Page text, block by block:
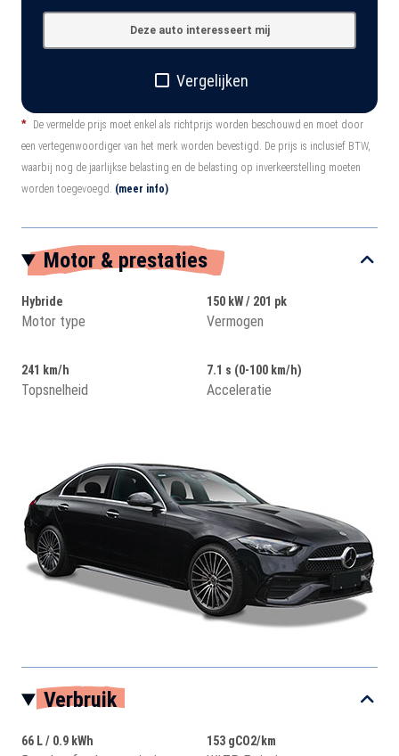
Deze auto interesseert mij
Vergelijken
*
De vermelde prijs moet enkel als richtprijs worden beschouwd en moet door
een vertegenwoordiger van het merk worden bevestigd. De prijs is inclusief BTW,
waarbij nog de jaarlijkse belasting en de belasting op inverkeerstelling moeten
worden toegevoegd. (meer info)
Motor & prestaties
Hybride
Motor type
150 kW / 201 pk
Vermogen
241 km/h
Topsnelheid
7.1 s (0-100 km/h)
Acceleratie
Verbruik
66 L / 0.9 kWh 153 gCO2/km